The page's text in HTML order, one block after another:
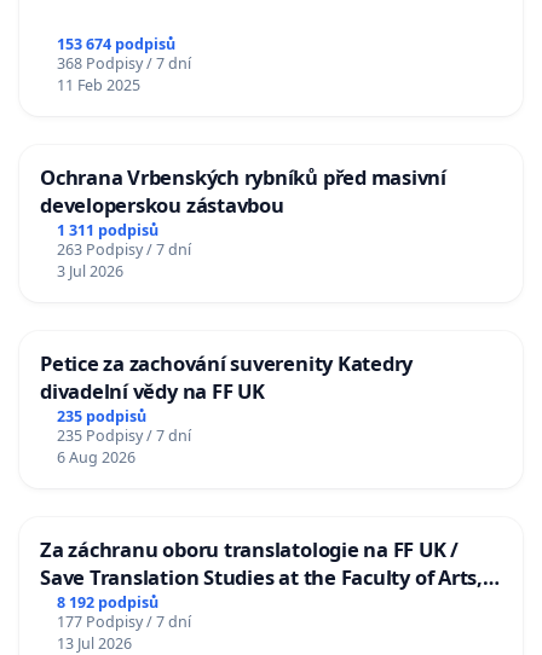
153 674 podpisů
368 Podpisy / 7 dní
11 Feb 2025
Ochrana Vrbenských rybníků před masivní
developerskou zástavbou
1 311 podpisů
263 Podpisy / 7 dní
3 Jul 2026
Petice za zachování suverenity Katedry
divadelní vědy na FF UK
235 podpisů
235 Podpisy / 7 dní
6 Aug 2026
Za záchranu oboru translatologie na FF UK /
Save Translation Studies at the Faculty of Arts,
Charles University
8 192 podpisů
177 Podpisy / 7 dní
13 Jul 2026